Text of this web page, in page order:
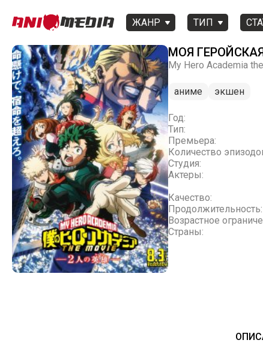
ЖАНР ТИП
МОЯ
My Hero Academia
аниме экшен
Год:
Тип:
Премьера:
Количество
Студия:
Актеры:
Качество:
Продолжительность:
Возрастное
Страны: